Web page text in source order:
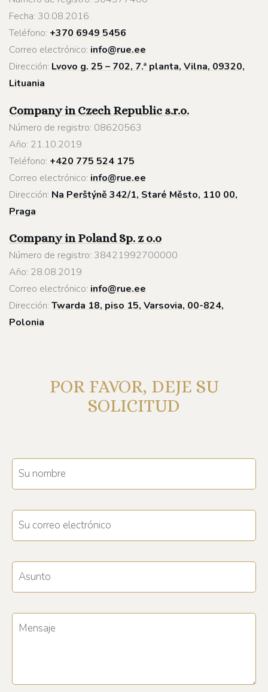
Fecha: 30.08.2016
Teléfono: +370 6949 5456
Correo electrónico: info@rue.ee
Dirección: Lvovo g. 25 – 702, 7.ª planta, Vilna, 09320,
Lituania
Company in Czech Republic s.r.o.
Número de registro: 08620563
Año: 21.10.2019
Teléfono: +420 775 524 175
Correo electrónico: info@rue.ee
Dirección: Na Perštýně 342/1, Staré Město, 110 00,
Praga
Company in PolandSp. z o.o
Número de registro: 38421992700000
Año: 28.08.2019
Correo electrónico: info@rue.ee
Dirección: Twarda 18, piso 15, Varsovia, 00-824,
Polonia
POR FAVOR, DEJE SU
SOLICITUD